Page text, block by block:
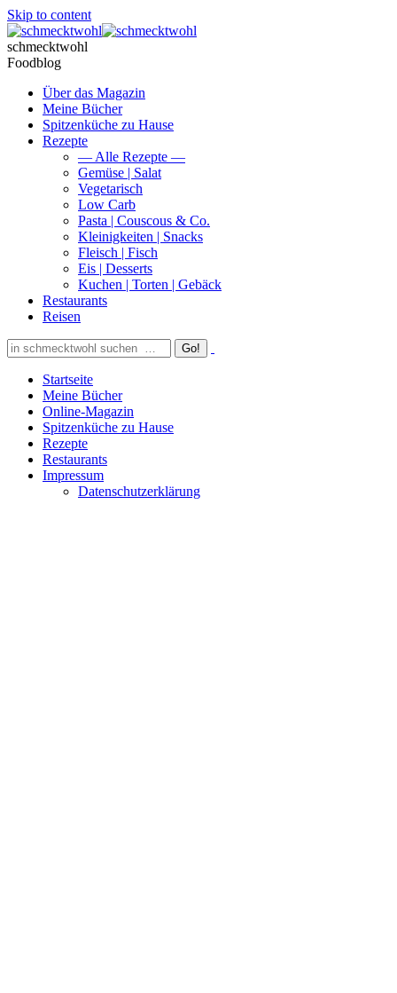
Skip to content
schmecktwohl
Foodblog
Über das Magazin
Meine Bücher
Spitzenküche zu Hause
Rezepte
— Alle Rezepte —
Gemüse | Salat
Vegetarisch
Low Carb
Pasta | Couscous & Co.
Kleinigkeiten | Snacks
Fleisch | Fisch
Eis | Desserts
Kuchen | Torten | Gebäck
Restaurants
Reisen
Startseite
Meine Bücher
Online-Magazin
Spitzenküche zu Hause
Rezepte
Restaurants
Impressum
Datenschutzerklärung